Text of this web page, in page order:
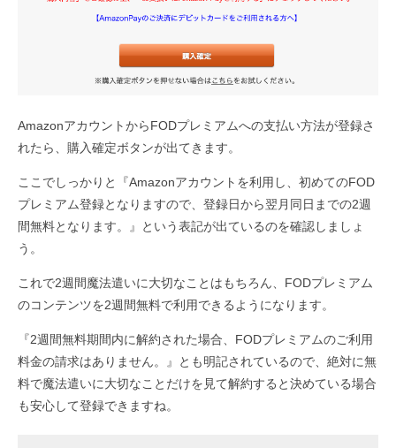
AmazonアカウントからFODプレミアムへの支払い方法が登録さ
れたら、購入確定ボタンが出てきます。
ここでしっかりと『Amazonアカウントを利用し、初めてのFOD
プレミアム登録となりますので、登録日から翌月同日までの2週
間無料となります。』という表記が出ているのを確認しましょ
う。
これで2週間魔法遣いに大切なことはもちろん、FODプレミアム
のコンテンツを2週間無料で利用できるようになります。
『2週間無料期間内に解約された場合、FODプレミアムのご利用
料金の請求はありません。』とも明記されているので、絶対に無
料で魔法遣いに大切なことだけを見て解約すると決めている場合
も安心して登録できますね。